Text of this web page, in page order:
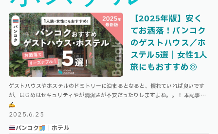
【2025年版】安く
てお洒落！バンコク
のゲストハウス／ホ
ステル5選｜女性1人
旅にもおすすめ◎
ゲストハウスやホステルのドミトリーに泊まるとなると、慣れていれば良いです
が、はじめはセキュリティやが清潔さが不安だったりしますよね。。！ 本記事で
は、ホステルに住み込みで働いていたこともある私が、実際に泊まって良かった
女 …
2025.6.25
バンコク
｜ホテル